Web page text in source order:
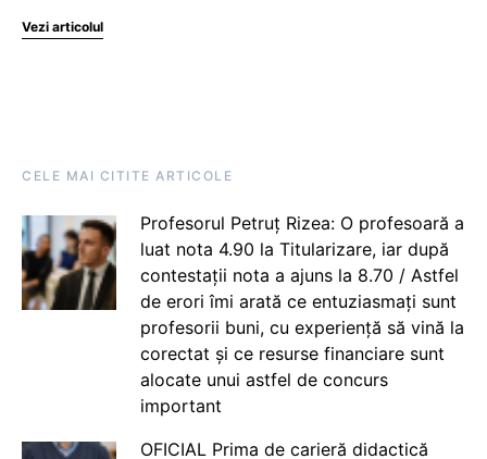
Vezi articolul
CELE MAI CITITE ARTICOLE
Profesorul Petruț Rizea: O profesoară a
luat nota 4.90 la Titularizare, iar după
contestații nota a ajuns la 8.70 / Astfel
de erori îmi arată ce entuziasmați sunt
profesorii buni, cu experiență să vină la
corectat și ce resurse financiare sunt
alocate unui astfel de concurs
important
OFICIAL Prima de carieră didactică